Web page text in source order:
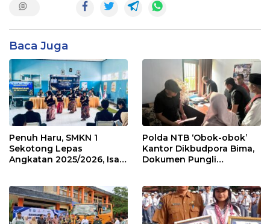
Baca Juga
Penuh Haru, SMKN 1
Sekotong Lepas
Angkatan 2025/2026, Isak
Polda NTB ‘Obok-obok’
Kantor Dikbudpora Bima,
Dokumen Pungli